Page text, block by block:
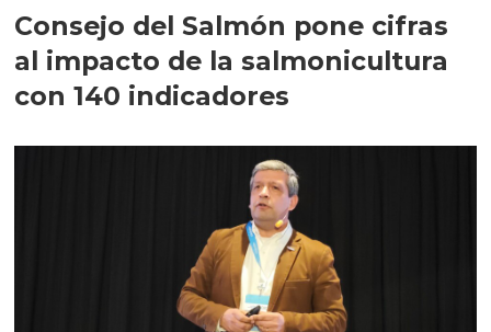
Consejo del Salmón pone cifras
al impacto de la salmonicultura
con 140 indicadores